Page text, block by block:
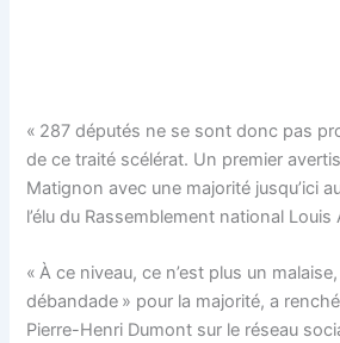
« 287 députés ne se sont donc pas
de ce traité scélérat. Un premier
Matignon avec une majorité jusqu’ici
l’élu du Rassemblement national Louis
« À ce niveau, ce n’est plus un malaise,
débandade » pour la majorité, a
Pierre-Henri Dumont sur le réseau